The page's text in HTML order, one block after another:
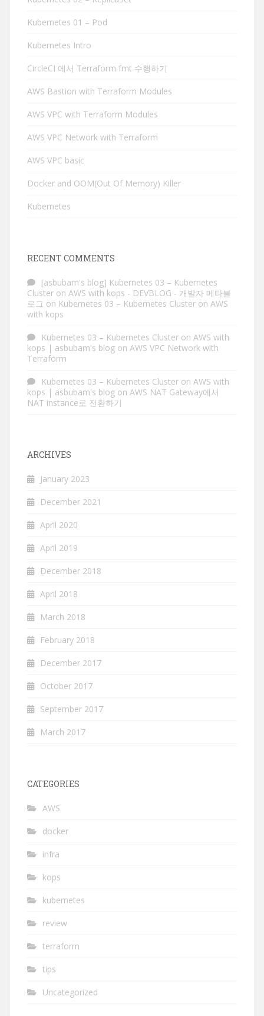
Kubernetes 01 – Pod
Kubernetes Intro
CircleCI 에서 Terraform fmt 수행하기
AWS Bastion with Terraform Modules
AWS VPC with Terraform Modules
AWS VPC Network with Terraform
AWS VPC basic
Docker and OOM(Out Of Memory) Killer
Kubernetes
RECENT COMMENTS
[asbubam's blog] Kubernetes 03 – Kubernetes
Cluster on AWS with kops - DEVBLOG - 개발자 메타블
로그 on Kubernetes 03 – Kubernetes Cluster on AWS
with kops
Kubernetes 03 – Kubernetes Cluster on AWS with
kops | asbubam's blog on AWS VPC Network with
Terraform
Kubernetes 03 – Kubernetes Cluster on AWS with
kops | asbubam's blog on AWS NAT Gateway에서
NAT instance로 전환하기
ARCHIVES
January 2023
December 2021
April 2020
April 2019
December 2018
April 2018
March 2018
February 2018
December 2017
October 2017
September 2017
March 2017
CATEGORIES
AWS
docker
infra
kops
kubernetes
review
terraform
tips
Uncategorized